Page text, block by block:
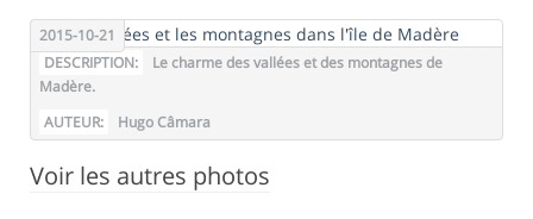
2015-10-21
DESCRIPTION:
Le charme des vallées et des montagnes de
Madère.
AUTEUR:
Hugo Câmara
Voir les autres photos